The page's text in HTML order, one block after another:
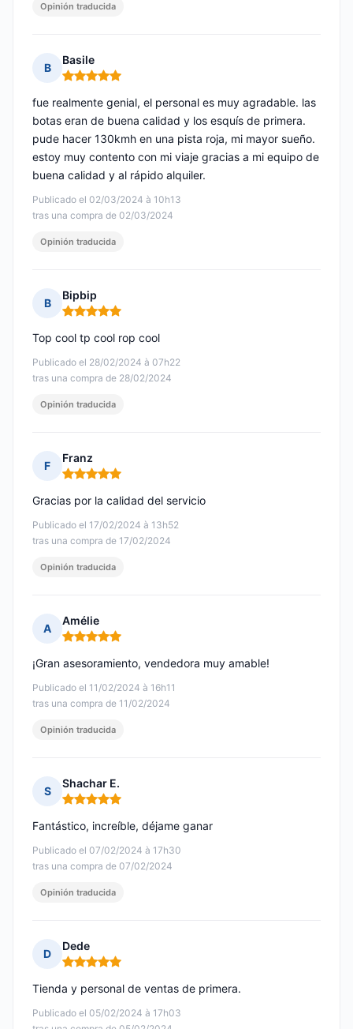
Opinión traducida
B
Basile
Nota: 5 de 5
Publicado el 02/03/2024 à 10h13
tras una compra de 02/03/2024
fue realmente genial, el personal es muy agradable. las
botas eran de buena calidad y los esquís de primera.
pude hacer 130kmh en una pista roja, mi mayor sueño.
estoy muy contento con mi viaje gracias a mi equipo de
buena calidad y al rápido alquiler.
Opinión traducida
B
Bipbip
Nota: 5 de 5
Publicado el 28/02/2024 à 07h22
tras una compra de 28/02/2024
Top cool tp cool rop cool
Opinión traducida
F
Franz
Nota: 5 de 5
Publicado el 17/02/2024 à 13h52
tras una compra de 17/02/2024
Gracias por la calidad del servicio
Opinión traducida
A
Amélie
Nota: 5 de 5
Publicado el 11/02/2024 à 16h11
tras una compra de 11/02/2024
¡Gran asesoramiento, vendedora muy amable!
Opinión traducida
S
Shachar E.
Nota: 5 de 5
Publicado el 07/02/2024 à 17h30
tras una compra de 07/02/2024
Fantástico, increíble, déjame ganar
Opinión traducida
D
Dede
Nota: 5 de 5
Publicado el 05/02/2024 à 17h03
Tienda y personal de ventas de primera.